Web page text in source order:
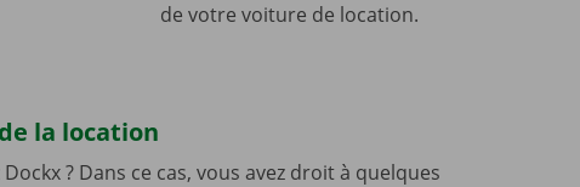
de votre voiture de location.
la location
? Dans ce cas, vous avez droit à quelques